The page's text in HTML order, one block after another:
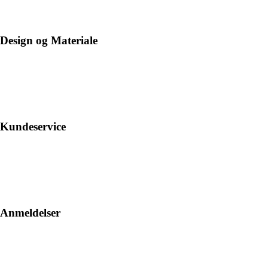
Design og Materiale
Kundeservice
Anmeldelser